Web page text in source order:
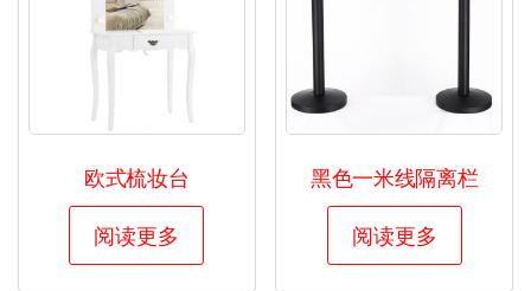
欧式梳妆台
阅读更多
黑色一米线隔离栏
阅读更多